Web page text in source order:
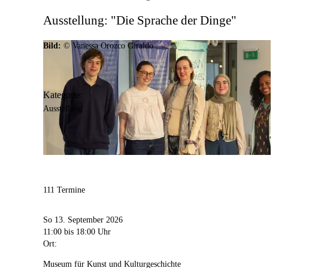
Ausstellung: "Die Sprache der Dinge"
Bild: © Vanessa Orozco Giraldo
Kategorie:
Ausstellung
111 Termine
So 13. September 2026
11:00 bis 18:00 Uhr
Ort:
Museum für Kunst und Kulturgeschichte